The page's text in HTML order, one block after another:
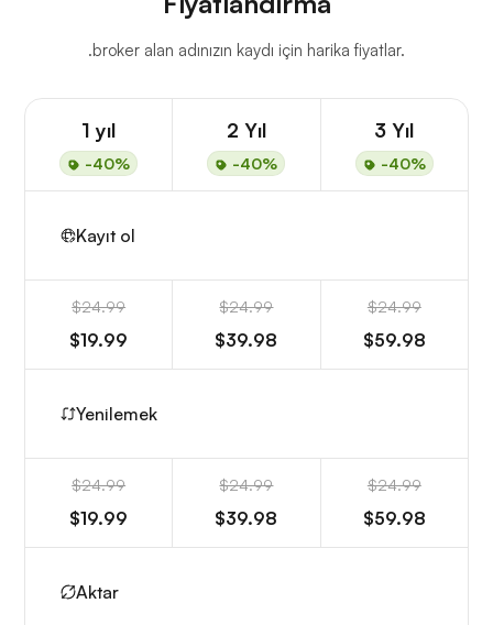
.broker alan adınızın kaydı için harika fiyatlar.
1 yıl
-40%
2 Yıl
-40%
3 Yıl
-40%
Kayıt ol
$24.99
$19.99
$24.99
$39.98
$24.99
$59.98
Yenilemek
$24.99
$19.99
$24.99
$39.98
$24.99
$59.98
Aktar